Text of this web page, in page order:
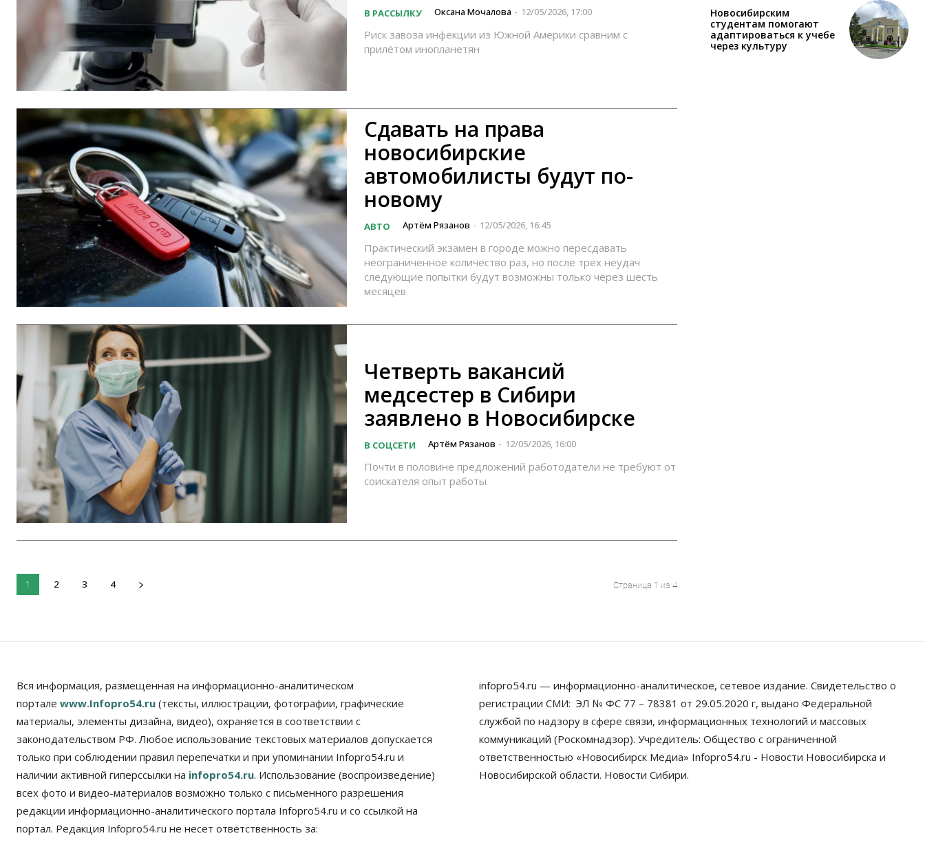
В РАССЫЛКУ Оксана Мочалова - 12/05/2026, 17:00
Риск завоза инфекции из Южной Америки сравним с
прилётом инопланетян
Сдавать на права
новосибирские
автомобилисты будут по-
новому
АВТО Артём Рязанов - 12/05/2026, 16:45
Практический экзамен в городе можно пересдавать
неограниченное количество раз, но после трех неудач
следующие попытки будут возможны только через шесть
месяцев
Четверть вакансий
медсестер в Сибири
заявлено в Новосибирске
В СОЦСЕТИ Артём Рязанов - 12/05/2026, 16:00
Почти в половине предложений работодатели не требуют от
соискателя опыт работы
1 2 3 4 Страница 1 из 4
Новосибирским
студентам помогают
адаптироваться к учебе
через культуру
Вся информация, размещенная на информационно-аналитическом
портале www.Infopro54.ru (тексты, иллюстрации, фотографии, графические
материалы, элементы дизайна, видео), охраняется в соответствии с
законодательством РФ. Любое использование текстовых материалов допускается
только при соблюдении правил перепечатки и при упоминании Infopro54.ru и
наличии активной гиперссылки на infopro54.ru. Использование (воспроизведение)
всех фото и видео-материалов возможно только с письменного разрешения
редакции информационно-аналитического портала Infopro54.ru и со ссылкой на
портал. Редакция Infopro54.ru не несет ответственность за:
infopro54.ru — информационно-аналитическое, сетевое издание. Свидетельство о
регистрации СМИ: ЭЛ № ФС 77 – 78381 от 29.05.2020 г, выдано Федеральной
службой по надзору в сфере связи, информационных технологий и массовых
коммуникаций (Роскомнадзор). Учредитель: Общество с ограниченной
ответственностью «Новосибирск Медиа» Infopro54.ru - Новости Новосибирска и
Новосибирской области. Новости Сибири.